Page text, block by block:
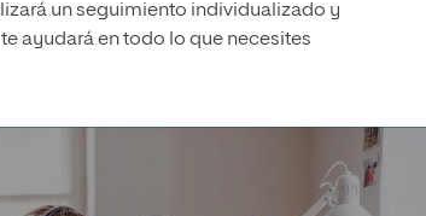
un seguimiento individualizado y
te ayudará en todo lo que necesites